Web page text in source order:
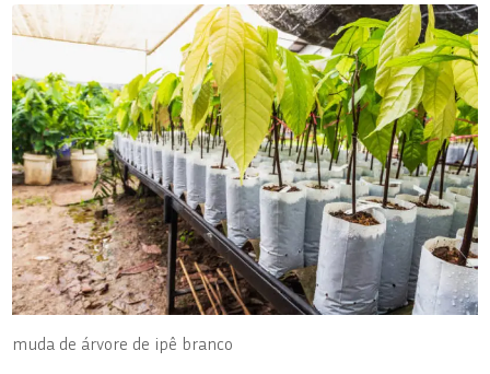
muda de árvore de ipê branco